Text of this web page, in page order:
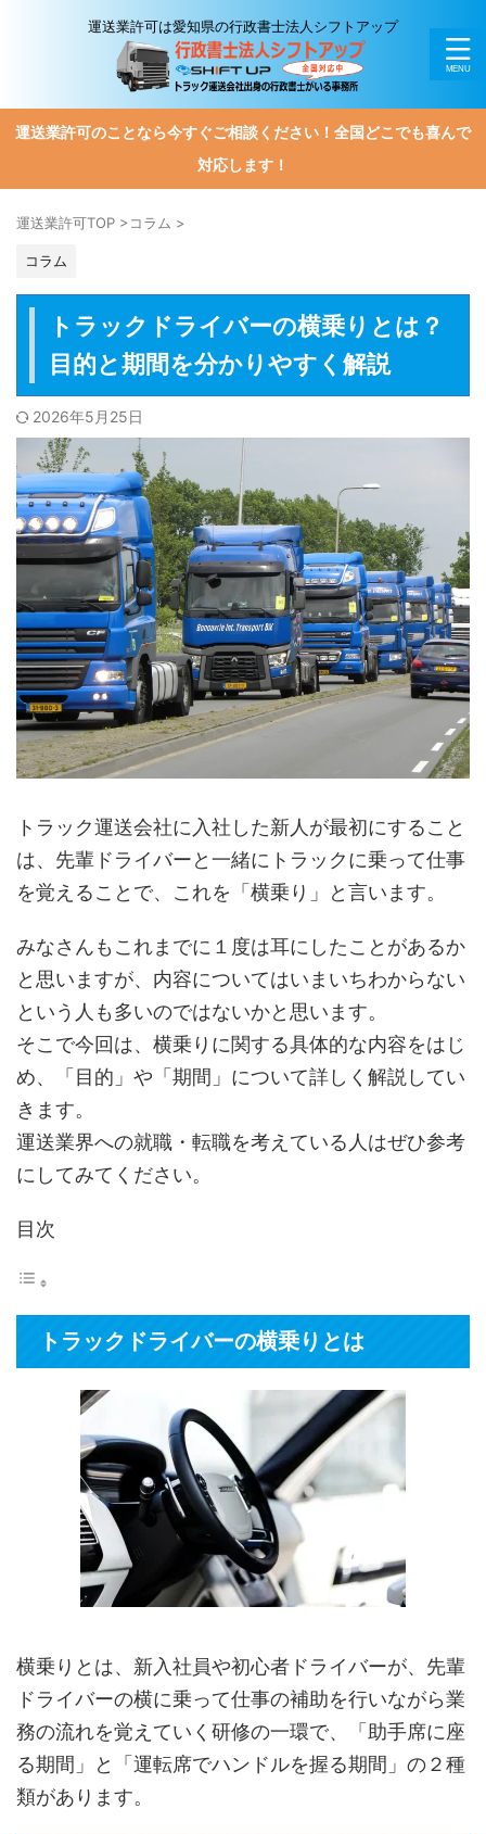
運送業許可は愛知県の行政書士法人シフトアップ
運送業許可のことなら今すぐご相談ください！全国どこでも喜んで
対応します！
運送業許可TOP >コラム >
コラム
トラックドライバーの横乗りとは？
目的と期間を分かりやすく解説
2026年5月25日
トラック運送会社に入社した新人が最初にすること
は、先輩ドライバーと一緒にトラックに乗って仕事
を覚えることで、これを「横乗り」と言います。
みなさんもこれまでに１度は耳にしたことがあるか
と思いますが、内容についてはいまいちわからない
という人も多いのではないかと思います。
そこで今回は、横乗りに関する具体的な内容をはじ
め、「目的」や「期間」について詳しく解説してい
きます。
運送業界への就職・転職を考えている人はぜひ参考
にしてみてください。
目次
トラックドライバーの横乗りとは
横乗りとは、新入社員や初心者ドライバーが、先輩
ドライバーの横に乗って仕事の補助を行いながら業
務の流れを覚えていく研修の一環で、「助手席に座
る期間」と「運転席でハンドルを握る期間」の２種
類があります。